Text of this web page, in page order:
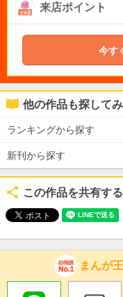
来店ポイント
今す
他の作品も探して
ランキングから探す
新刊から探す
この作品を共有する
まんが